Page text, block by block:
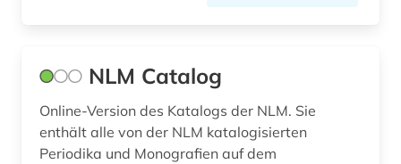
NLM Catalog
Online-Version des Katalogs der NLM. Sie
enthält alle von der NLM katalogisierten
Periodika und Monografien auf dem